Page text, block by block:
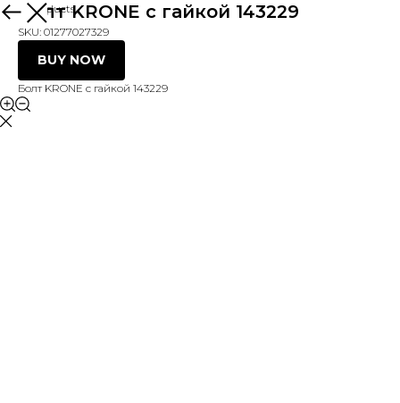
More products
Болт KRONE с гайкой 143229
SKU: 01277027329
BUY NOW
Болт KRONE с гайкой 143229